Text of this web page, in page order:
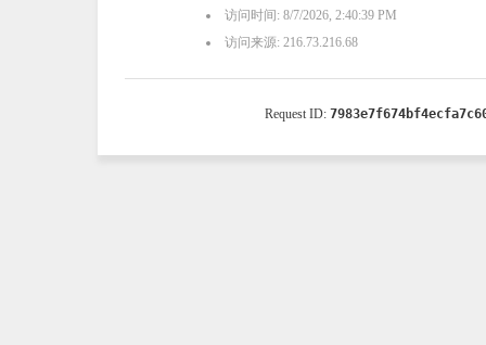
访问时间: 8/7/2026, 2:40:39 PM
访问来源: 216.73.216.68
Request ID: